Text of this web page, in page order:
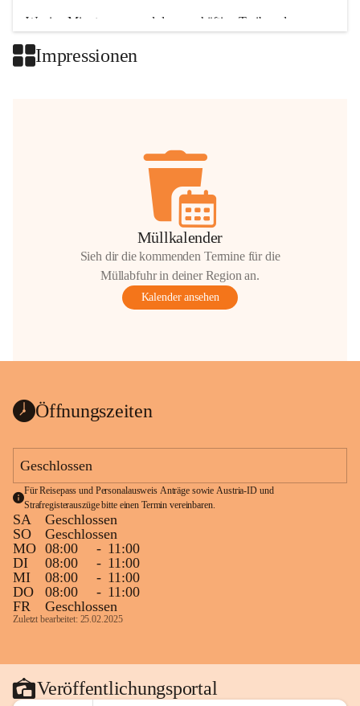
Wenige Minuten nur, und das geschäftige Treiben der
Impressionen
Müllkalender
Sieh dir die kommenden Termine für die
Müllabfuhr in deiner Region an.
Kalender ansehen
Öffnungszeiten
Geschlossen
Für Reisepass und Personalausweis Anträge sowie Austria-ID und
Strafregisterauszüge bitte einen Termin vereinbaren.
SA
Geschlossen
SO
Geschlossen
MO 08:00 - 11:00
DI
08:00 - 11:00
MI
08:00 - 11:00
DO
08:00 - 11:00
FR
Geschlossen
Zuletzt bearbeitet: 25.02.2025
Veröffentlichungsportal